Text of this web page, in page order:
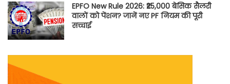
EPFO New Rule 2026: ₹25,000 बेसिक सैलरी
वालों को पेंशन? जानें नए PF नियम की पूरी
सच्चाई